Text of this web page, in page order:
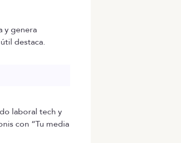
y genera
destaca.
laboral tech y
con “Tu media